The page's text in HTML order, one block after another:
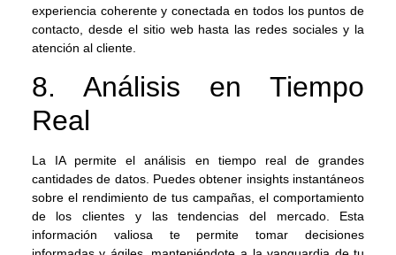
experiencia coherente y conectada en todos los puntos de
contacto, desde el sitio web hasta las redes sociales y la
atención al cliente.
8. Análisis en Tiempo
Real
La IA permite el análisis en tiempo real de grandes
cantidades de datos. Puedes obtener insights instantáneos
sobre el rendimiento de tus campañas, el comportamiento
de los clientes y las tendencias del mercado. Esta
información valiosa te permite tomar decisiones